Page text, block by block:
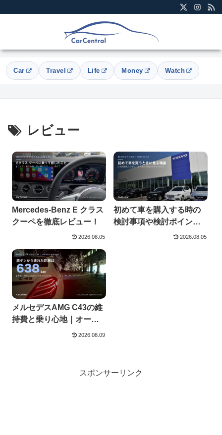
Car Travel Life Money Watch
レビュー
Mercedes-Benz E クラス
クーペを徹底レビュー！
2026.08.05
初めて車を購入する時の
検討事項や検討ポイント
について徹底レビュー2026.08.05
メルセデスAMG C43の維
持費と乗り心地｜オーナ
2026.08.09
スポンサーリンク